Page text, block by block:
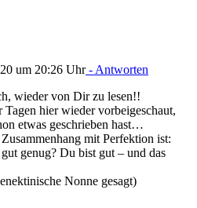
um 20:26 Uhr- Antworten
wieder von Dir zu lesen!!
Tagen hier wieder vorbeigeschaut,
etwas geschrieben hast…
mit Perfektion ist:
genug? Du bist gut – und das
Nonne gesagt)